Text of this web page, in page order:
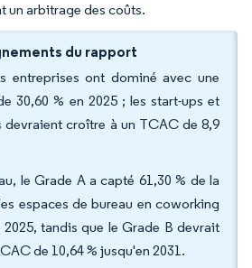
un arbitrage des coûts.
du rapport
entreprises ont dominé avec une
30,60 % en 2025 ; les start-ups et
devraient croître à un TCAC de 8,9
le Grade A a capté 61,30 % de la
espaces de bureau en coworking
2025, tandis que le Grade B devrait
de 10,64 % jusqu'en 2031.